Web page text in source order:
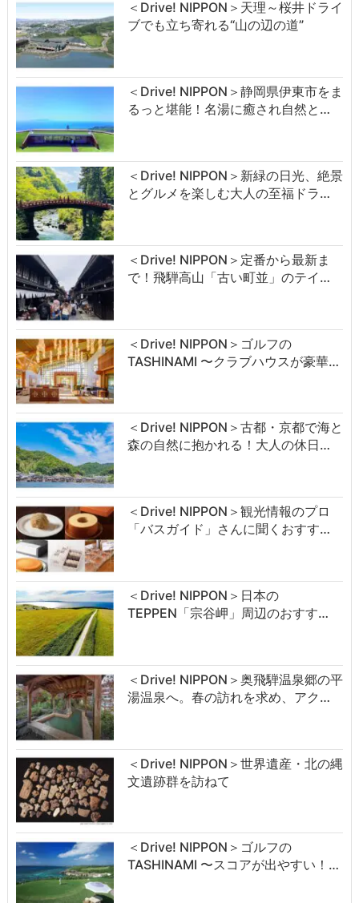
＜Drive! NIPPON＞天理～桜井ドライ
ブでも立ち寄れる“山の辺の道”
＜Drive! NIPPON＞静岡県伊東市をま
るっと堪能！名湯に癒され自然と…
＜Drive! NIPPON＞新緑の日光、絶景
とグルメを楽しむ大人の至福ドラ…
＜Drive! NIPPON＞定番から最新ま
で！飛騨高山「古い町並」のテイ…
＜Drive! NIPPON＞ゴルフの
TASHINAMI 〜クラブハウスが豪華…
＜Drive! NIPPON＞古都・京都で海と
森の自然に抱かれる！大人の休日…
＜Drive! NIPPON＞観光情報のプロ
「バスガイド」さんに聞くおすす…
＜Drive! NIPPON＞日本の
TEPPEN「宗谷岬」周辺のおすす…
＜Drive! NIPPON＞奥飛騨温泉郷の平
湯温泉へ。春の訪れを求め、アク…
＜Drive! NIPPON＞世界遺産・北の縄
文遺跡群を訪ねて
＜Drive! NIPPON＞ゴルフの
TASHINAMI 〜スコアが出やすい！…